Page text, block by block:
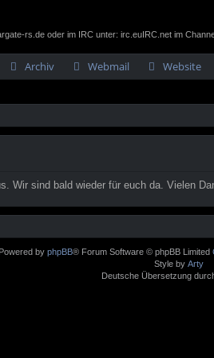
rs.de oder im IRC unter: irc.euIRC.net im
Archiv Webmail
Website
Wir sind bald wieder für euch da. Vielen
Powered by phpBB® Forum Software © phpBB Limited
Style by Arty
Deutsche Übersetzung